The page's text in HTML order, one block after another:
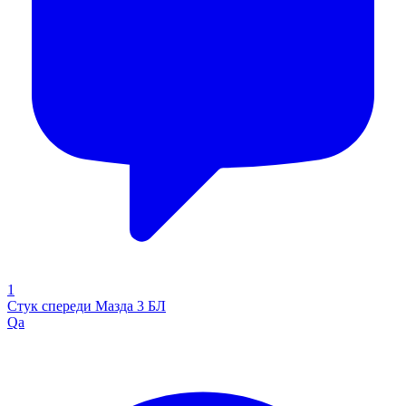
1
Стук спереди Мазда 3 БЛ
Qa